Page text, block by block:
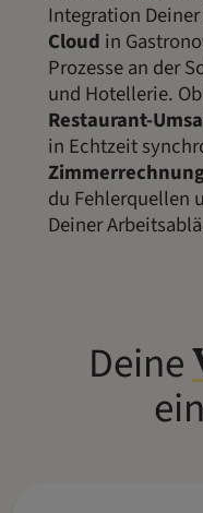
Integration Deiner
Cloud in
Prozesse an der
und Hotellerie. Ob
Restaurant-
in Echtzeit
du Fehlerquellen
Deiner
Deine